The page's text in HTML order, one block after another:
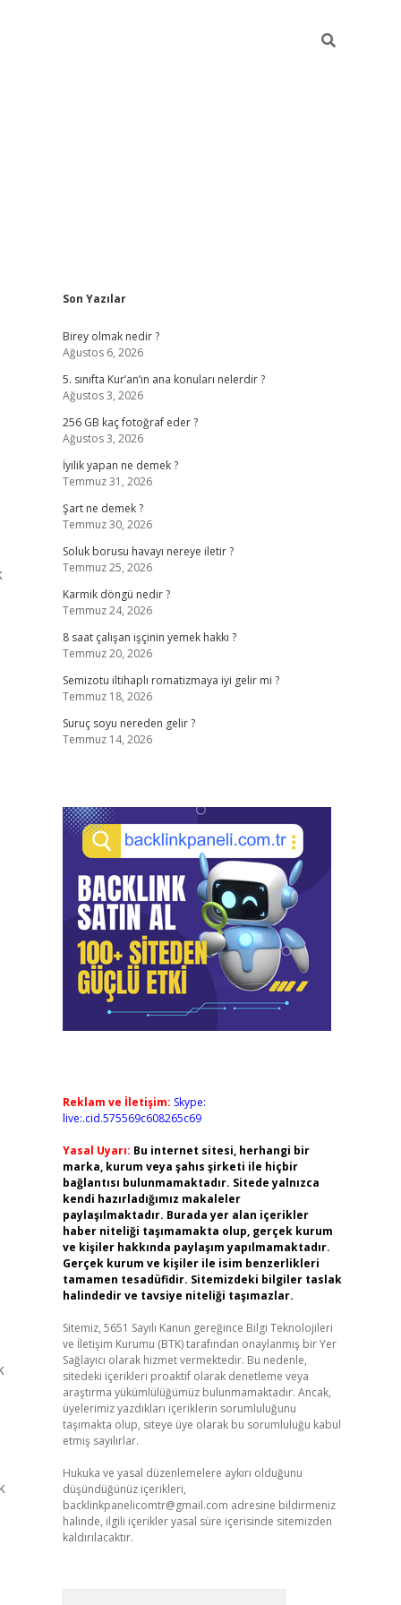
Sidebar
Son Yazılar
Birey olmak nedir ?
Ağustos 6, 2026
5. sınıfta Kur’an’ın ana konuları nelerdir ?
Ağustos 3, 2026
256 GB kaç fotoğraf eder ?
Ağustos 3, 2026
İyilik yapan ne demek ?
Temmuz 31, 2026
Şart ne demek ?
Temmuz 30, 2026
Soluk borusu havayı nereye iletir ?
Temmuz 25, 2026
Karmik döngü nedir ?
Temmuz 24, 2026
8 saat çalışan işçinin yemek hakkı ?
Temmuz 20, 2026
Semizotu iltihaplı romatizmaya iyi gelir mi ?
Temmuz 18, 2026
Suruç soyu nereden gelir ?
Temmuz 14, 2026
Reklam ve İletişim: Skype:
live:.cid.575569c608265c69
Yasal Uyarı: Bu internet sitesi, herhangi bir
marka, kurum veya şahıs şirketi ile hiçbir
bağlantısı bulunmamaktadır. Sitede yalnızca
kendi hazırladığımız makaleler
paylaşılmaktadır. Burada yer alan içerikler
haber niteliği taşımamakta olup, gerçek kurum
ve kişiler hakkında paylaşım yapılmamaktadır.
Gerçek kurum ve kişiler ile isim benzerlikleri
tamamen tesadüfidir. Sitemizdeki bilgiler taslak
halindedir ve tavsiye niteliği taşımazlar.
Sitemiz, 5651 Sayılı Kanun gereğince Bilgi Teknolojileri
ve İletişim Kurumu (BTK) tarafından onaylanmış bir Yer
Sağlayıcı olarak hizmet vermektedir. Bu nedenle,
sitedeki içerikleri proaktif olarak denetleme veya
araştırma yükümlülüğümüz bulunmamaktadır. Ancak,
üyelerimiz yazdıkları içeriklerin sorumluluğunu
taşımakta olup, siteye üye olarak bu sorumluluğu kabul
etmiş sayılırlar.
Hukuka ve yasal düzenlemelere aykırı olduğunu
düşündüğünüz içerikleri,
backlinkpanelicomtr@gmail.com adresine bildirmeniz
halinde, ilgili içerikler yasal süre içerisinde sitemizden
kaldırılacaktır.